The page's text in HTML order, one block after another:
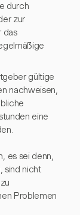
durch
zur
das
gültige
nachweisen,
eine
es sei denn,
sind nicht
Problemen